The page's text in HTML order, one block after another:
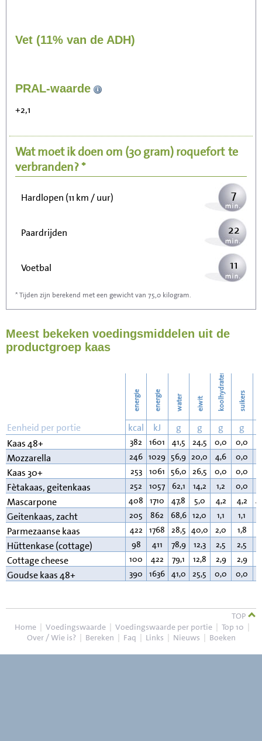
Vet (11% van de ADH)
PRAL-waarde
+2,1
Wat moet ik doen om (30 gram)roquefort te
verbranden? *
Zitten, tv kijken
Wandelen (5 km/uur) 19
Hardlopen (11 km / uur) 7
Paardrijden 22
Voetbal 11
Stofzuigen
Strijken 37
43
* Tijden zijn berekend met een gewicht van 75,0 kilogram.
Meest bekeken voedingsmiddelen uit de
productgroep kaas
energie energie water eiwit koolhydraten suikers
Eenheid per portie kcal kJ g g g g
Kaas 48+
382 1601 41,5 24,5 0,0 0,0
Mozzarella 246 1029 56,9 20,0 4,6 0,0
Kaas 30+ 253 1061 56,0 26,5 0,0 0,0
Fètakaas, geitenkaas 252 1057 62,1 14,2 1,2 0,0
Mascarpone 408 1710 47,8 5,0 4,2 4,2
Geitenkaas, zacht 205 862 68,6 12,0 1,1 1,1
Parmezaanse kaas 422 1768 28,5 40,0 2,0 1,8
Hüttenkase (cottage) 98 411 78,9 12,3 2,5 2,5
Cottage cheese 100 422 79,1 12,8 2,9 2,9
Goudse kaas 48+ 390 1636 41,0 25,5 0,0 0,0
TOP
Home | Voedingswaarde | Voedingswaarde per portie | Top 10 |
Over / Wie is? | Bereken | Faq | Links | Nieuws | Boeken